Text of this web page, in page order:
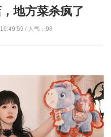
地方菜杀疯了
/ 人气：98